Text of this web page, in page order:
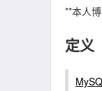
**本人
定义